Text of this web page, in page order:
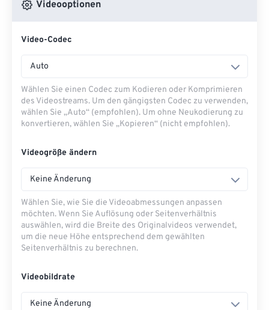
Videooptionen
Video-Codec
Auto
Wählen Sie einen Codec zum Kodieren oder Komprimieren
des Videostreams. Um den gängigsten Codec zu verwenden,
wählen Sie „Auto“ (empfohlen). Um ohne Neukodierung zu
konvertieren, wählen Sie „Kopieren“ (nicht empfohlen).
Videogröße ändern
Keine Änderung
Wählen Sie, wie Sie die Videoabmessungen anpassen
möchten. Wenn Sie Auflösung oder Seitenverhältnis
auswählen, wird die Breite des Originalvideos verwendet,
um die neue Höhe entsprechend dem gewählten
Seitenverhältnis zu berechnen.
Videobildrate
Keine Änderung